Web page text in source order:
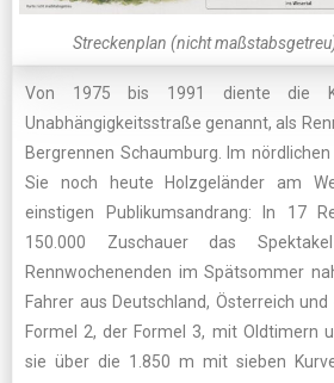
Streckenplan (nicht
Von 1975 bis 1991 diente die
Unabhängigkeitsstraße genannt, als
Bergrennen Schaumburg. Im
Sie noch heute Holzgeländer am
einstigen Publikumsandrang: In 17
150.000 Zuschauer das
Rennwochenenden im Spätsommer
Fahrer aus Deutschland, Österreich
Formel 2, der Formel 3, mit Oldtimern
sie über die 1.850 m mit sieben